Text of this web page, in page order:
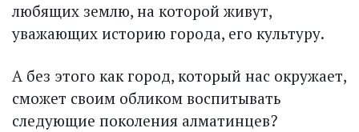
любящих землю, на которой живут,
уважающих историю города, его культуру.
А без этого как город, который нас окружает,
сможет своим обликом воспитывать
следующие поколения алматинцев?